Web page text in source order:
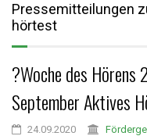
Pressemitteilungen
hörtest
?Woche des
September Aktives
24.09.2020